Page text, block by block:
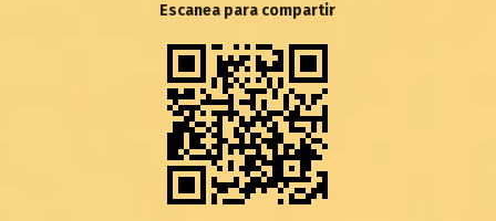
Escanea para compartir